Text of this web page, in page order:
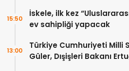
İskele, ilk kez
ev sahipliği yapacak
15:50
Türkiye Cumhuriyeti Milli
Güler, Dışişleri Bakanı
13:00